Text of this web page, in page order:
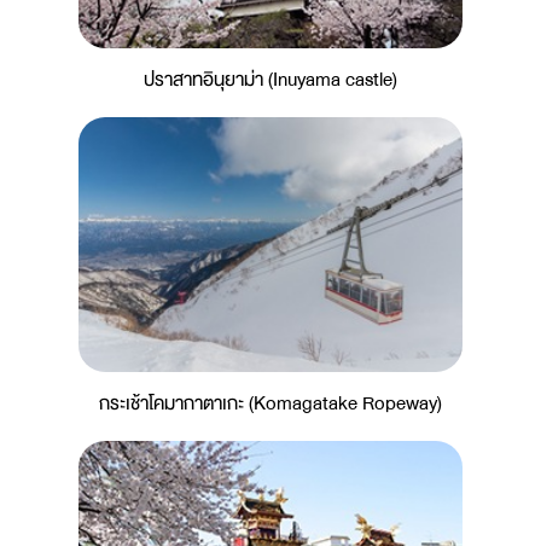
ปราสาทอินุยาม่า (Inuyama castle)
กระเช้าโคมากาตาเกะ (Komagatake Ropeway)